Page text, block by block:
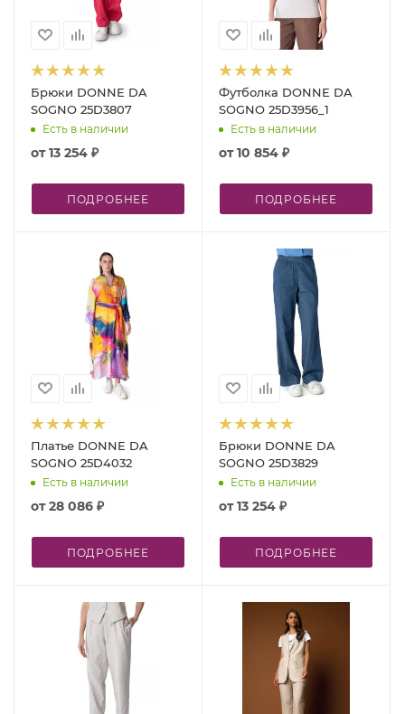
Брюки DONNE DA
SOGNO 25D3807
Есть в наличии
от13 254 ₽
ПОДРОБНЕЕ
Футболка DONNE DA
SOGNO 25D3956_1
Есть в наличии
от10 854 ₽
ПОДРОБНЕЕ
Платье DONNE DA
SOGNO 25D4032
Есть в наличии
от28 086 ₽
ПОДРОБНЕЕ
Брюки DONNE DA
SOGNO 25D3829
Есть в наличии
от13 254 ₽
ПОДРОБНЕЕ